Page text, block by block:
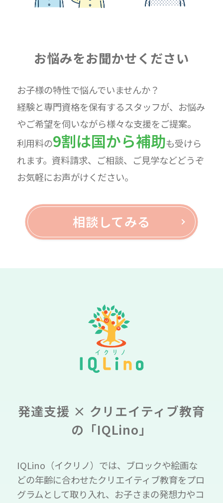
お悩みをお聞かせください
お子様の特性で悩んでいませんか？
経験と専門資格を保有するスタッフが、お悩み
やご希望を伺いながら様々な支援をご提案。
利用料の9割は国から補助も受けら
れます。資料請求、ご相談、ご見学などどうぞ
お気軽にお声がけください。
相談してみる
発達支援 × クリエイティブ教育
の「IQLino」
IQLino（イクリノ）では、ブロックや絵画な
どの年齢に合わせたクリエイティブ教育をプロ
グラムとして取り入れ、お子さまの発想力やコ